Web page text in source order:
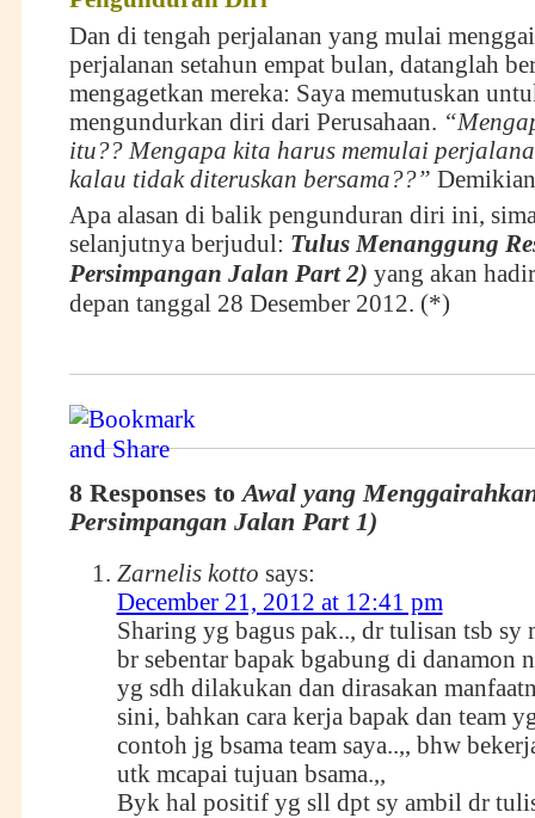
Dan di tengah perjalanan yang mulai
perjalanan setahun empat bulan, datanglah
mengagetkan mereka: Saya memutuskan
mengundurkan diri dari Perusahaan.
itu?? Mengapa kita harus memulai
kalau tidak diteruskan bersama??”
Apa alasan di balik pengunduran diri ini,
selanjutnya berjudul: Tulus Menanggung
Persimpangan Jalan Part 2) yang akan
depan tanggal 28 Desember 2012. (*)
8 Responses toAwal yang
Persimpangan Jalan Part 1)
Zarnelis kotto says:
December 21, 2012 at 12:41 pm
Sharing yg bagus pak.., dr tulisan tsb sy
br sebentar bapak bgabung di danamon
yg sdh dilakukan dan dirasakan
sini, bahkan cara kerja bapak dan team
contoh jg bsama team saya..,, bhw
utk mcapai tujuan bsama.,,
Byk hal positif yg sll dpt sy ambil dr